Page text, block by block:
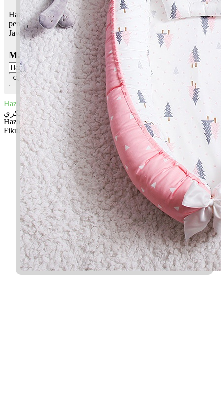
Haziq Fikri bermaksud Cerdik, pandai; Fikiranku, pemikir,
pemikiranku
Jawi:حاذق فيكري
Masukkan Nama:
Haziq Fikri
حاذق فيكري
Haziq: Cerdik, pandai
Fikri: Fikiranku, pemikir, pemikiranku
✚ Baju Baby Custom Nama 'Haziq Fikri'